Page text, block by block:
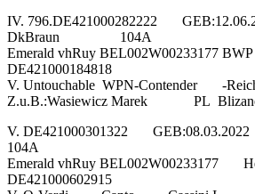
IV. 796.DE421000282222
DkBraun 104A
Emerald vhRuy BEL002W00233177
DE421000184818
V. Untouchable WPN-Contender -
Z.u.B.:Wasiewicz Marek PL
V. DE421000301322
104A
Emerald vhRuy BEL002W00233177
DE421000602915